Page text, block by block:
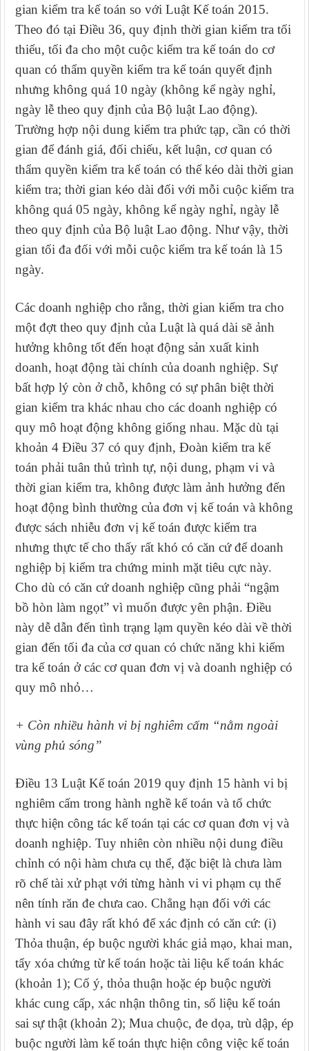
gian kiểm tra kế toán so với Luật Kế toán 2015.
Theo đó tại Điều 36, quy định thời gian kiểm tra tối
thiểu, tối đa cho một cuộc kiểm tra kế toán do cơ
quan có thẩm quyền kiểm tra kế toán quyết định
nhưng không quá 10 ngày (không kể ngày nghỉ,
ngày lễ theo quy định của Bộ luật Lao động).
Trường hợp nội dung kiểm tra phức tạp, cần có thời
gian để đánh giá, đối chiếu, kết luận, cơ quan có
thẩm quyền kiểm tra kế toán có thể kéo dài thời gian
kiểm tra; thời gian kéo dài đối với mỗi cuộc kiểm tra
không quá 05 ngày, không kể ngày nghỉ, ngày lễ
theo quy định của Bộ luật Lao động. Như vậy, thời
gian tối đa đối với mỗi cuộc kiểm tra kế toán là 15
ngày.
Các doanh nghiệp cho rằng, thời gian kiểm tra cho
một đợt theo quy định của Luật là quá dài sẽ ảnh
hưởng không tốt đến hoạt động sản xuất kinh
doanh, hoạt động tài chính của doanh nghiệp. Sự
bất hợp lý còn ở chỗ, không có sự phân biệt thời
gian kiểm tra khác nhau cho các doanh nghiệp có
quy mô hoạt động không giống nhau. Mặc dù tại
khoản 4 Điều 37 có quy định, Đoàn kiểm tra kế
toán phải tuân thủ trình tự, nội dung, phạm vi và
thời gian kiểm tra, không được làm ảnh hưởng đến
hoạt động bình thường của đơn vị kế toán và không
được sách nhiễu đơn vị kế toán được kiểm tra
nhưng thực tế cho thấy rất khó có căn cứ để doanh
nghiệp bị kiểm tra chứng minh mặt tiêu cực này.
Cho dù có căn cứ doanh nghiệp cũng phải “ngậm
bồ hòn làm ngọt” vì muốn được yên phận. Điều
này dễ dẫn đến tình trạng lạm quyền kéo dài về thời
gian đến tối đa của cơ quan có chức năng khi kiểm
tra kế toán ở các cơ quan đơn vị và doanh nghiệp có
quy mô nhỏ…
+ Còn nhiều hành vi bị nghiêm cấm “nằm ngoài
vùng phủ sóng”
Điều 13 Luật Kế toán 2019 quy định 15 hành vi bị
nghiêm cấm trong hành nghề kế toán và tổ chức
thực hiện công tác kế toán tại các cơ quan đơn vị và
doanh nghiệp. Tuy nhiên còn nhiều nội dung điều
chỉnh có nội hàm chưa cụ thể, đặc biệt là chưa làm
rõ chế tài xử phạt với từng hành vi vi phạm cụ thể
nên tính răn đe chưa cao. Chẳng hạn đối với các
hành vi sau đây rất khó để xác định có căn cứ: (i)
Thỏa thuận, ép buộc người khác giả mạo, khai man,
tẩy xóa chứng từ kế toán hoặc tài liệu kế toán khác
(khoản 1); Cố ý, thỏa thuận hoặc ép buộc người
khác cung cấp, xác nhận thông tin, số liệu kế toán
sai sự thật (khoản 2); Mua chuộc, đe dọa, trù dập, ép
buộc người làm kế toán thực hiện công việc kế toán